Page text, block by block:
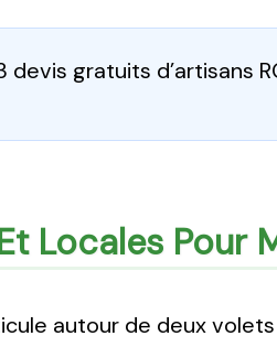
devis gratuits d’artisans
Locales
autour de deux